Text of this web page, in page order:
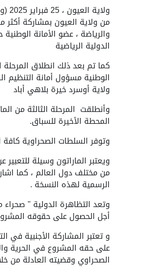
والرياضة ، عضو الأمانة
الدولية الرياضية
كما تم بعد ذلك انطلاق المرحلة
الوطنية مسؤول أمانة التنظيم
ولاية أوسرد خيرة بلاهي أباد
المحطة الأخيرة للسباق.
وتوفر السلطات الصحراوية كافة
ويعتبر الماراتون وسيلة
من مختلف دول العالم ، كما
الرسمية لهذه النسخة .
وتعد التظاهرة الدولية "
أجل الحصول على حقوقه
و تعتبر المشاركة الأجنبية في
على حقه المشروع في الحرية
الصحراوي وقضيته العادلة من